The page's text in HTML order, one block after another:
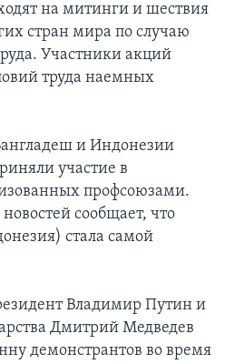
на митинги и шествия
стран мира по случаю
Участники акций
труда наемных
и Индонезии
участие в
профсоюзами.
сообщает, что
стала самой
Владимир Путин и
Дмитрий Медведев
демонстрантов во время